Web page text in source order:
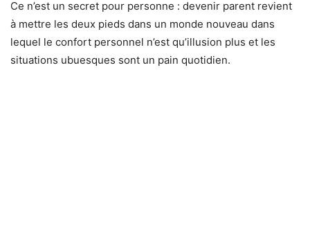
Ce n’est un secret pour personne : devenir parent revient
à mettre les deux pieds dans un monde nouveau dans
lequel le confort personnel n’est qu’illusion plus et les
situations ubuesques sont un pain quotidien.